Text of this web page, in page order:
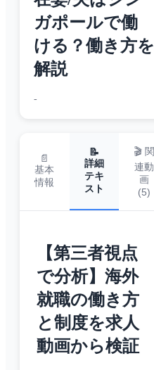
ガポールで働
ける？働き方を
解説
-
📄
基本
情報
📝
詳細
テキ
スト
🎬 関
連動
画
(5)
【第三者視点
で分析】海外
就職の働き方
と制度を求人
動画から検証